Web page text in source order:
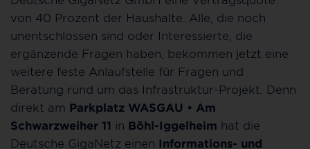
von 40 Prozent der Haushalte. Alle, die noch
unentschlossen sind oder Interessierte, die
ergänzende Fragen haben, bekommen jetzt eine
weitere feste Anlaufstelle für Fragen und
Beratung rund um das Infrastruktur-Projekt. Denn
direkt am Parkplatz WASGAU • Am
Schwarzweiher 11 in Böhl-Iggelheim hat die
Deutsche GigaNetz einen Informations- und